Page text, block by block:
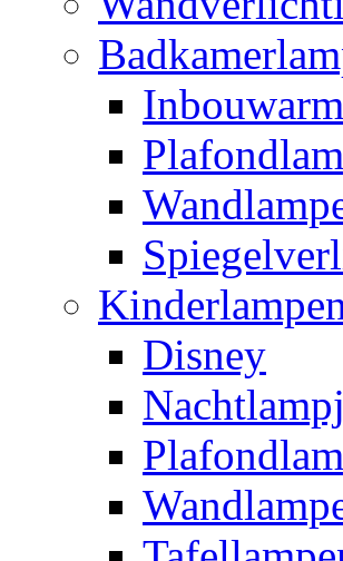
Kinderlampen
Disney